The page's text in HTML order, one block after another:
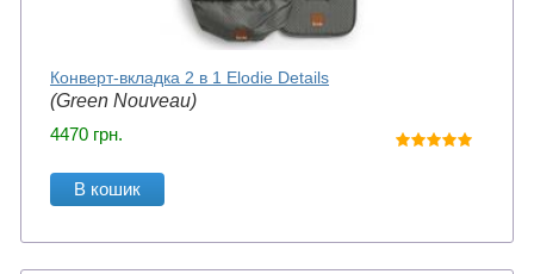
Конверт-вкладка 2 в 1 Elodie Details
(Green Nouveau)
4470 грн.
В кошик